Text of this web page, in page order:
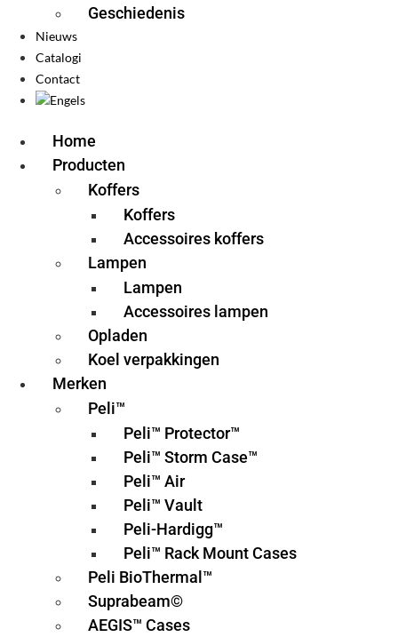
Geschiedenis
Nieuws
Catalogi
Contact
Home
Producten
Koffers
Koffers
Accessoires koffers
Lampen
Lampen
Accessoires lampen
Opladen
Koel verpakkingen
Merken
Peli™
Peli™ Protector™
Peli™ Storm Case™
Peli™ Air
Peli™ Vault
Peli-Hardigg™
Peli™ Rack Mount Cases
Peli BioThermal™
Suprabeam©
AEGIS™ Cases